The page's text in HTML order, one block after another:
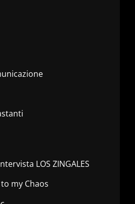
LOS ZINGALES
to my Chaos